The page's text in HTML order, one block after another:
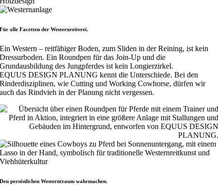
Für alle Facetten der Westernreiterei.
Ein Western – reitfähiger Boden, zum Sliden in der Reining, ist kein
Dressurboden. Ein Roundpen für das Join-Up und die
Grundausbildung des Jungpferdes ist kein Longierzirkel.
EQUUS DESIGN PLANUNG kennt die Unterschiede. Bei den
Rinderdisziplinen, wie Cutting und Working Cowhorse, dürfen wir
auch das Rindvieh in der Planung nicht vergessen.
Den persönlichen Westerntraum wahrmachen.